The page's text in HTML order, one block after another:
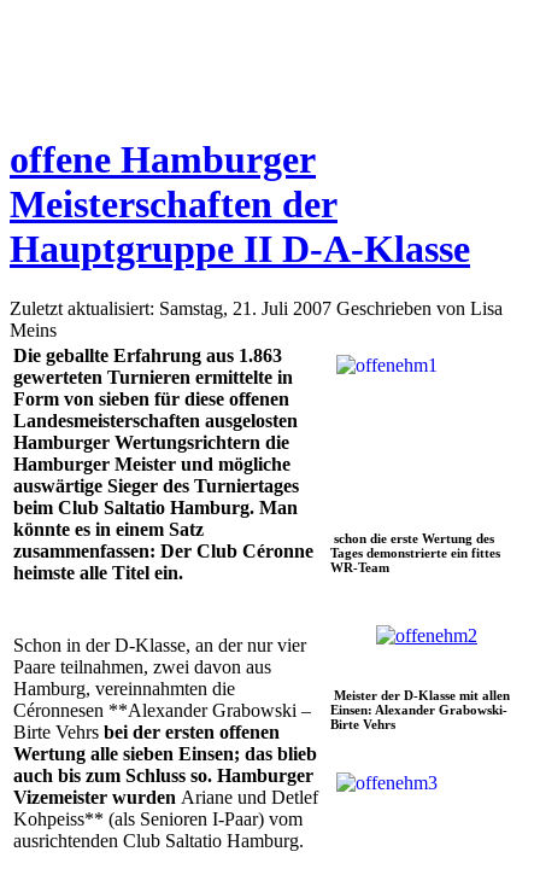
offene Hamburger
Meisterschaften der
Hauptgruppe II D-A-Klasse
Zuletzt aktualisiert: Samstag, 21. Juli 2007 Geschrieben von Lisa
Meins
Die geballte Erfahrung aus 1.863
gewerteten Turnieren ermittelte in
Form von sieben für diese offenen
Landesmeisterschaften ausgelosten
Hamburger Wertungsrichtern die
Hamburger Meister und mögliche
auswärtige Sieger des Turniertages
beim Club Saltatio Hamburg. Man
könnte es in einem Satz
zusammenfassen: Der Club Céronne
heimste alle Titel ein.
schon die erste Wertung des
Tages demonstrierte ein fittes
WR-Team
Schon in der D-Klasse, an der nur vier
Paare teilnahmen, zwei davon aus
Hamburg, vereinnahmten die
Céronnesen **Alexander Grabowski –
Birte Vehrs bei der ersten offenen
Wertung alle sieben Einsen; das blieb
auch bis zum Schluss so. Hamburger
Vizemeister wurden Ariane und Detlef
Kohpeiss** (als Senioren I-Paar) vom
ausrichtenden Club Saltatio Hamburg.
Meister der D-Klasse mit allen
Einsen: Alexander Grabowski-
Birte Vehrs